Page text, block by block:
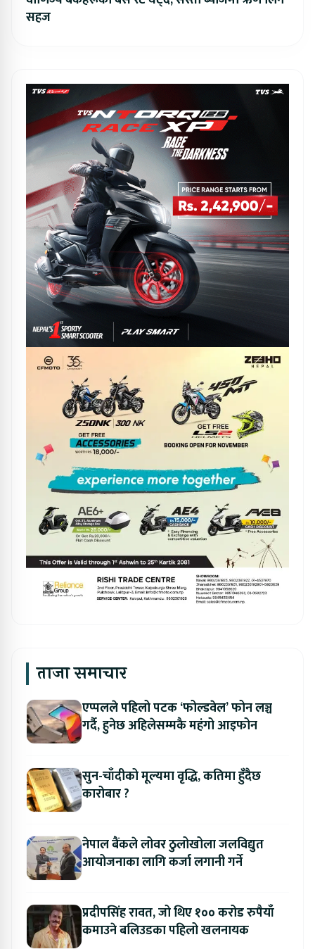
सहज
ताजा समाचार
एप्पलले पहिलो पटक ‘फोल्डवेल’ फोन लञ्च
गर्दै, हुनेछ अहिलेसम्मकै महंगो आइफोन
सुन-चाँदीको मूल्यमा वृद्धि, कतिमा हुँदैछ
कारोबार ?
नेपाल बैंकले लोवर ठुलोखोला जलविद्युत
आयोजनाका लागि कर्जा लगानी गर्ने
प्रदीपसिंह रावत, जो थिए १०० करोड रुपैयाँ
कमाउने बलिउडका पहिलो खलनायक